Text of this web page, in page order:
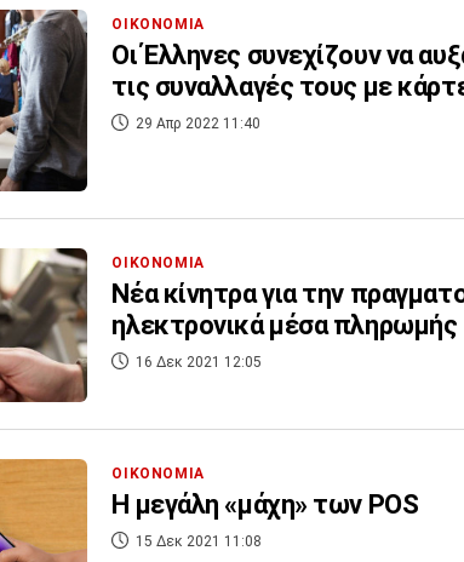
ΟΙΚΟΝΟΜΙΑ
Οι Έλληνες συνεχίζουν να
τις συναλλαγές τους με
29 Απρ 2022 11:40
ΟΙΚΟΝΟΜΙΑ
Νέα κίνητρα για την
ηλεκτρονικά μέσα πληρωμής
16 Δεκ 2021 12:05
ΟΙΚΟΝΟΜΙΑ
Η μεγάλη «μάχη» των POS
15 Δεκ 2021 11:08